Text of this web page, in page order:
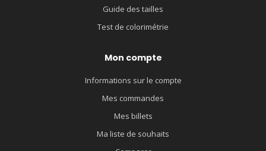
Guide des tailles
Test de colorimétrie
Mon compte
Informations sur le compte
Mes commandes
Mes billets
Ma liste de souhaits